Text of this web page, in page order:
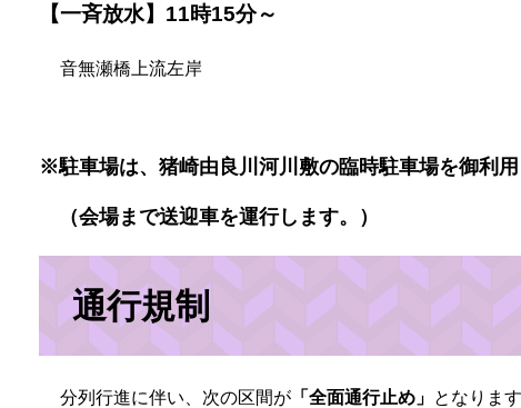
【一斉放水】11時15分～
音無瀬橋上流左岸
※駐車場は、猪崎由良川河川敷の臨時駐車場を御利用
（会場まで送迎車を運行します。）
通行規制
分列行進に伴い、次の区間が 「全面通行止め」 となりま